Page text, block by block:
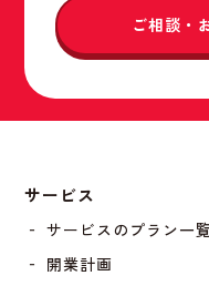
ご相談・
サービス
‐ サービスのプラン一
‐ 開業計画